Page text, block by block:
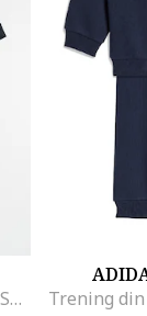
Trening pentru fotbal Paris Saint-Germain, Negru/Gri deschis